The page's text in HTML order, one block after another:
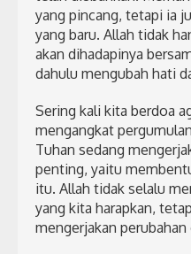
yang pincang, tetapi ia
yang baru. Allah tidak
akan dihadapinya
dahulu mengubah hati
Sering kali kita berdoa
mengangkat
Tuhan sedang
penting, yaitu
itu. Allah tidak selalu
yang kita harapkan,
mengerjakan